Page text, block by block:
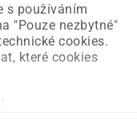
s používáním
"Pouze nezbytné"
cookies.
které cookies
strana